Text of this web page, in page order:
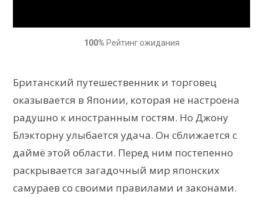
100% Рейтинг ожидания
Британский путешественник и торговец
оказывается в Японии, которая не настроена
радушно к иностранным гостям. Но Джону
Блэкторну улыбается удача. Он сближается с
даймё этой области. Перед ним постепенно
раскрывается загадочный мир японских
самураев со своими правилами и законами.